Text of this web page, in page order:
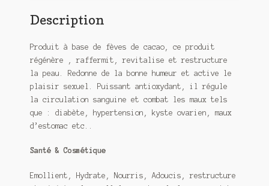
Description
Produit à base de fèves de cacao, ce produit
régénère , raffermit, revitalise et restructure
la peau. Redonne de la bonne humeur et active le
plaisir sexuel. Puissant antioxydant, il régule
la circulation sanguine et combat les maux tels
que : diabète, hypertension, kyste ovarien, maux
d’estomac etc..
Santé & Cosmétique
Emollient, Hydrate, Nourris, Adoucis, restructure